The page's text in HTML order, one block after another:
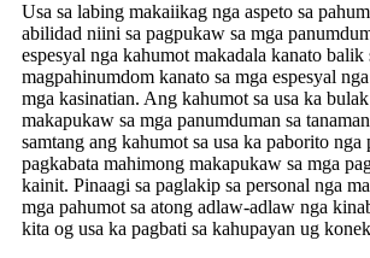
Usa sa labing makaiikag nga aspeto sa
abilidad niini sa pagpukaw sa mga
espesyal nga kahumot makadala kanato balik
magpahinumdom kanato sa mga espesyal
mga kasinatian. Ang kahumot sa usa ka
makapukaw sa mga panumduman sa
samtang ang kahumot sa usa ka paborito nga
pagkabata mahimong makapukaw sa mga
kainit. Pinaagi sa paglakip sa personal nga
mga pahumot sa atong adlaw-adlaw nga
kita og usa ka pagbati sa kahupayan ug